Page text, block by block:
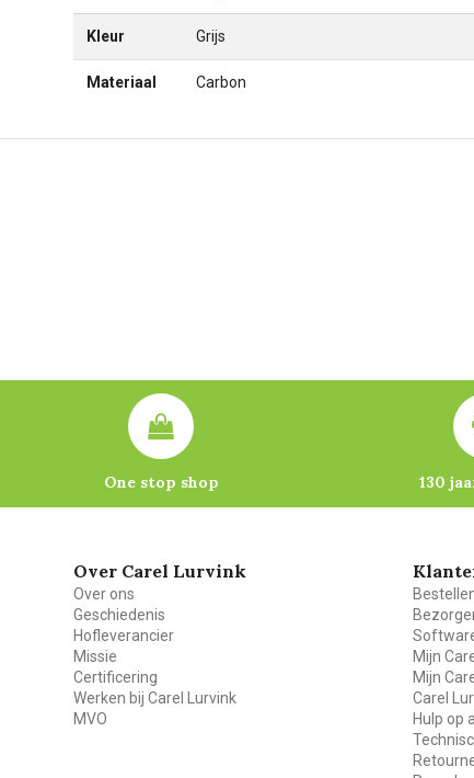
Kleur Grijs
Materiaal Carbon
One stop shop 130
Over Carel Lurvink
Over ons
Geschiedenis
Hofleverancier
Missie
Certificering
Werken bij Carel Lurvink
MVO
Mijn
Mijn
Carel
Hulp op